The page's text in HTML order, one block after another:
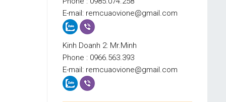
E-mail: remcuaovione@gmail.com
Kinh Doanh 2: Mr.Minh
Phone : 0966.563.393
E-mail: remcuaovione@gmail.com